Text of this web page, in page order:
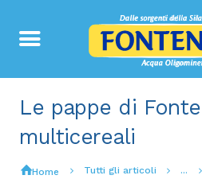
Le pappe di
multicereali
Home Tutti gli articoli
...